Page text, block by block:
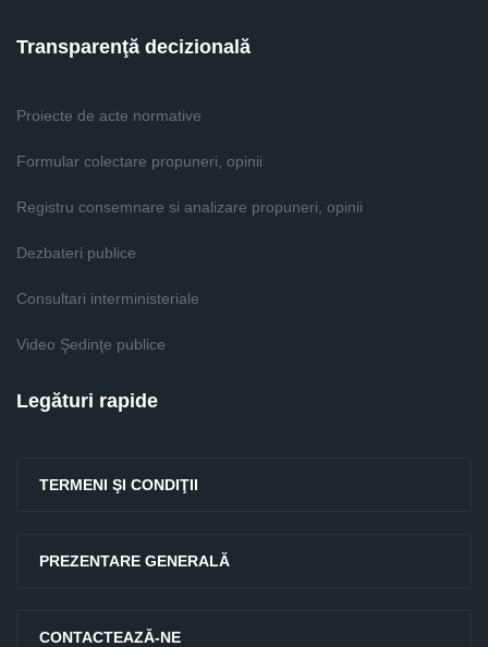
Transparenţă decizională
Proiecte de acte normative
Formular colectare propuneri, opinii
Registru consemnare si analizare propuneri, opinii
Dezbateri publice
Consultari interministeriale
Video Şedinţe publice
Legături rapide
TERMENI ŞI CONDIŢII
PREZENTARE GENERALĂ
CONTACTEAZĂ-NE